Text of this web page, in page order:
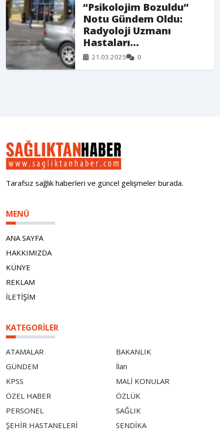
“Psikolojim Bozuldu”
Notu Gündem Oldu:
Radyoloji Uzmanı
Hastaları...
21.03.2025 0
Tarafsız sağlık haberleri ve güncel gelişmeler burada.
MENÜ
ANA SAYFA
HAKKIMIZDA
KÜNYE
REKLAM
İLETİŞİM
KATEGORILER
ATAMALAR
BAKANLIK
GÜNDEM
İlan
KPSS
MALİ KONULAR
ÖZEL HABER
ÖZLÜK
PERSONEL
SAĞLIK
ŞEHİR HASTANELERİ
SENDİKA